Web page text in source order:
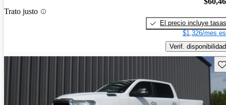
Trato justo
El precio incluye tasas
$1,326/mes
Verif. disponibilidad